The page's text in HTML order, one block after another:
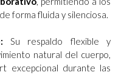
forma fluida y silenciosa.
Su respaldo flexible y
natural del cuerpo,
excepcional durante las